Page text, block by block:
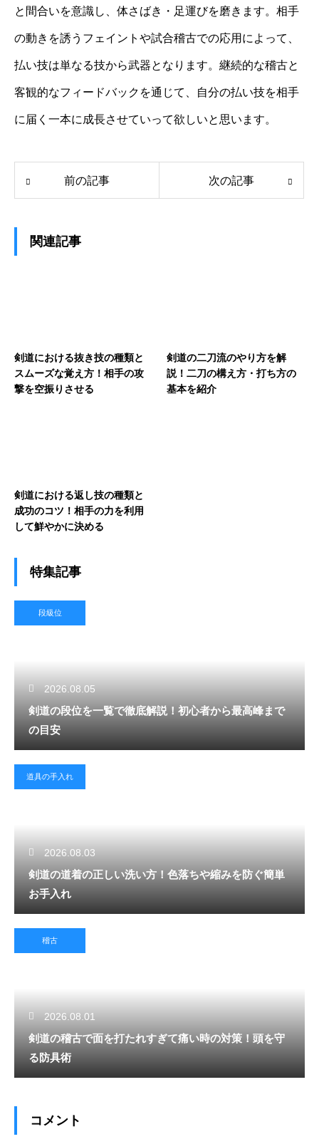
と間合いを意識し、体さばき・足運びを磨きます。相手
の動きを誘うフェイントや試合稽古での応用によって、
払い技は単なる技から武器となります。継続的な稽古と
客観的なフィードバックを通じて、自分の払い技を相手
に届く一本に成長させていって欲しいと思います。
前の記事 次の記事
関連記事
剣道における抜き技の種類と
スムーズな覚え方！相手の攻
撃を空振りさせる
剣道の二刀流のやり方を解
説！二刀の構え方・打ち方の
基本を紹介
剣道における返し技の種類と
成功のコツ！相手の力を利用
して鮮やかに決める
特集記事
段級位
2026.08.05
剣道の段位を一覧で徹底解説！初心者から最高峰まで
の目安
道具の手入れ
2026.08.03
剣道の道着の正しい洗い方！色落ちや縮みを防ぐ簡単
お手入れ
稽古
2026.08.01
剣道の稽古で面を打たれすぎて痛い時の対策！頭を守
る防具術
コメント